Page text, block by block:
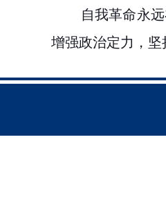
自我革命永
增强政治定力，